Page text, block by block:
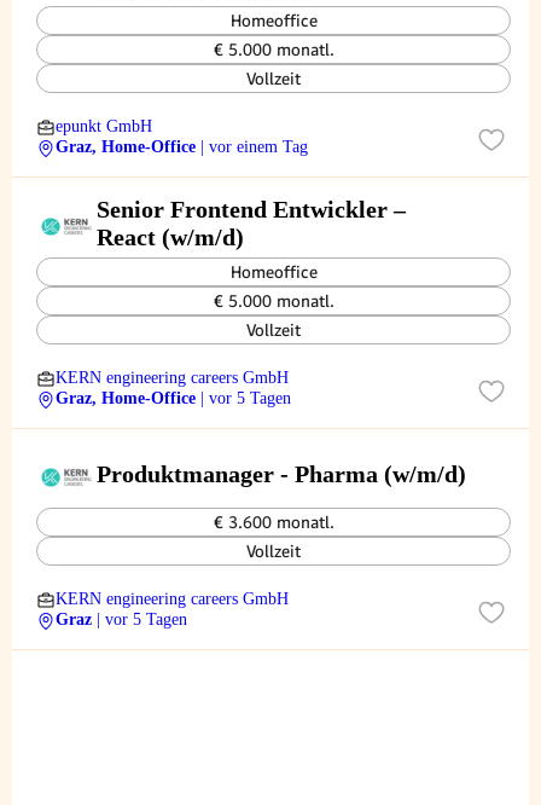
Homeoffice
€ 5.000 monatl.
Vollzeit
epunkt GmbH
Graz, Home-Office
| vor einem Tag
Senior Frontend Entwickler –
React (w/m/d)
Homeoffice
€ 5.000 monatl.
Vollzeit
KERN engineering careers GmbH
Graz, Home-Office
| vor 5 Tagen
Produktmanager - Pharma (w/m/d)
€ 3.600 monatl.
Vollzeit
KERN engineering careers GmbH
Graz
| vor 5 Tagen